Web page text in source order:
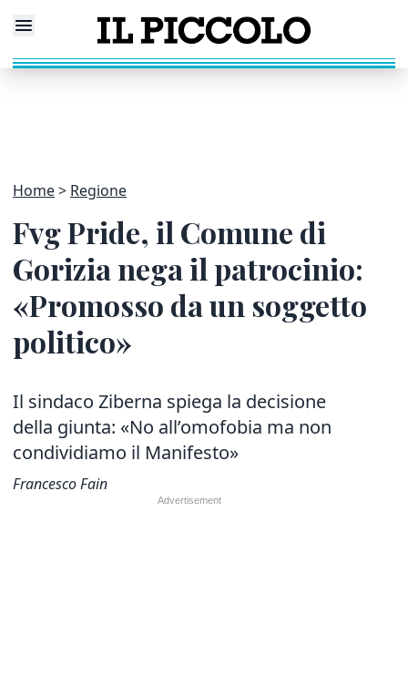
Home Regione
Fvg Pride, il Comune di
Gorizia nega il patrocinio:
«Promosso da un soggetto
politico»
Il sindaco Ziberna spiega la decisione
della giunta: «No all’omofobia ma non
condividiamo il Manifesto»
Francesco Fain